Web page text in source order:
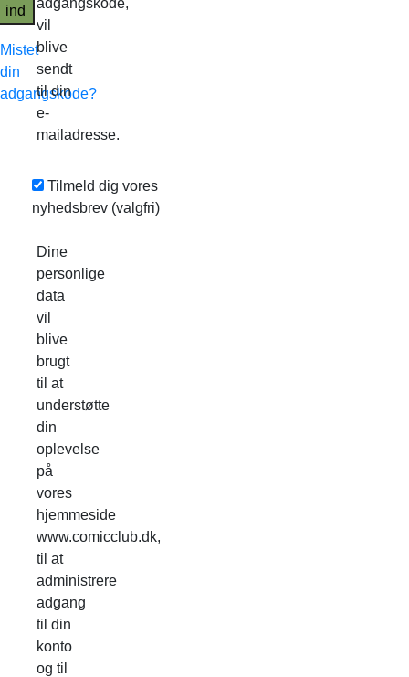
ind
Mistet
din
adgangskode?
adgangskode,
vil
blive
sendt
til din
e-
mailadresse.
Tilmeld dig vores
nyhedsbrev (valgfri)
Dine
personlige
data
vil
blive
brugt
til at
understøtte
din
oplevelse
på
vores
hjemmeside
www.comicclub.dk,
til at
administrere
adgang
til din
konto
og til